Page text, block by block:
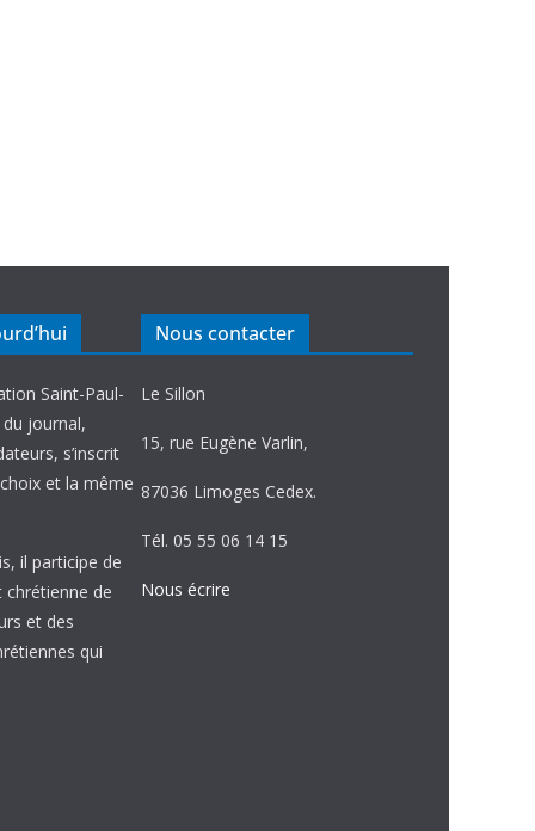
Saint-Paul-
journal,
s’inscrit
et la même
il participe de
chrétienne de
et des
qui
Nous contacter
Le Sillon
15, rue Eugène Varlin,
87036 Limoges Cedex.
Tél. 05 55 06 14 15
Nous écrire